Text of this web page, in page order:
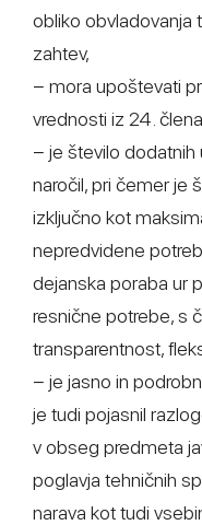
obliko obvladovanja
zahtev,
− mora upoštevati
vrednosti iz 24.
− je število dodatnih
naročil, pri čemer je
izključno kot
nepredvidene
dejanska poraba ur
resnične potrebe, s
transparentnost,
− je jasno in
je tudi pojasnil
v obseg predmeta
poglavja tehničnih
narava kot tudi